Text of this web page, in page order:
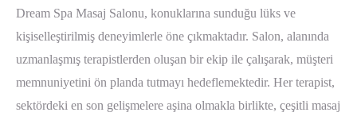
Dream Spa Masaj Salonu, konuklarına sunduğu lüks ve
kişiselleştirilmiş deneyimlerle öne çıkmaktadır. Salon, alanında
uzmanlaşmış terapistlerden oluşan bir ekip ile çalışarak, müşteri
memnuniyetini ön planda tutmayı hedeflemektedir. Her terapist,
sektördeki en son gelişmelere aşina olmakla birlikte, çeşitli masaj